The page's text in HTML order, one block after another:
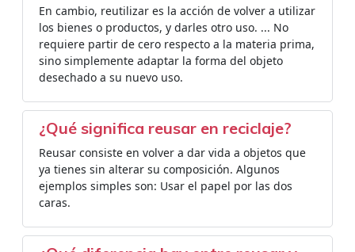
En cambio, reutilizar es la acción de volver a utilizar
los bienes o productos, y darles otro uso. ... No
requiere partir de cero respecto a la materia prima,
sino simplemente adaptar la forma del objeto
desechado a su nuevo uso.
¿Qué significa reusar en reciclaje?
Reusar consiste en volver a dar vida a objetos que
ya tienes sin alterar su composición. Algunos
ejemplos simples son: Usar el papel por las dos
caras.